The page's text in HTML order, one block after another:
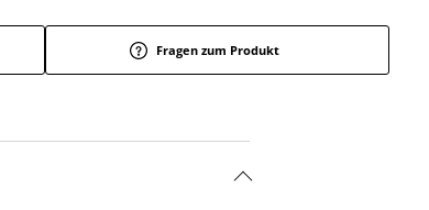
Fragen zum Produkt